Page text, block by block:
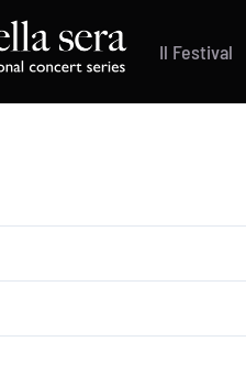
Il Festival